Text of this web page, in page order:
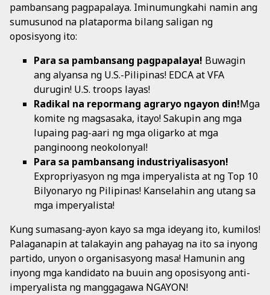
pambansang pagpapalaya. Iminumungkahi namin ang
sumusunod na plataporma bilang saligan ng
oposisyong ito:
Para sa pambansang pagpapalaya! Buwagin
ang alyansa ng U.S.-Pilipinas! EDCA at VFA
durugin! U.S. troops layas!
Radikal na repormang agraryo ngayon din!Mga
komite ng magsasaka, itayo! Sakupin ang mga
lupaing pag-aari ng mga oligarko at mga
panginoong neokolonyal!
Para sa pambansang industriyalisasyon!
Expropriyasyon ng mga imperyalista at ng Top 10
Bilyonaryo ng Pilipinas! Kanselahin ang utang sa
mga imperyalista!
Kung sumasang-ayon kayo sa mga ideyang ito, kumilos!
Palaganapin at talakayin ang pahayag na ito sa inyong
partido, unyon o organisasyong masa! Hamunin ang
inyong mga kandidato na buuin ang oposisyong anti-
imperyalista ng manggagawa NGAYON!